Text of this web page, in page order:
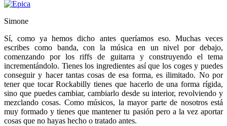
Simone
Sí, como ya hemos dicho antes queríamos eso. Muchas veces
escribes como banda, con la música en un nivel por debajo,
comenzando por los riffs de guitarra y construyendo el tema
incrementándolo. Tienes los ingredientes así que los coges y puedes
conseguir y hacer tantas cosas de esa forma, es ilimitado. No por
tener que tocar Rockabilly tienes que hacerlo de una forma rígida,
sino que puedes cambiar, cambiarlo desde su interior, revolviendo y
mezclando cosas. Como músicos, la mayor parte de nosotros está
muy formado y tienes que mantener tu pasión pero a la vez aportar
cosas que no hayas hecho o tratado antes.